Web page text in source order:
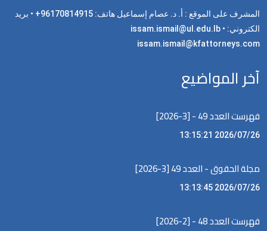
المشرف على الموقع : أ. د. عصام إسماعيل هاتف: 96170814915+ • بريد
الكتروني: issam.ismail@ul.edu.lb •
issam.ismail@kfattorneys.com
آخر المواضيع
فهرست العدد 49 - [3-2026]
2026/07/26 13:15:21
مجلة الحقوق - العدد 49 [3-2026]
2026/07/26 13:13:45
فهرست العدد 48 - [2-2026]